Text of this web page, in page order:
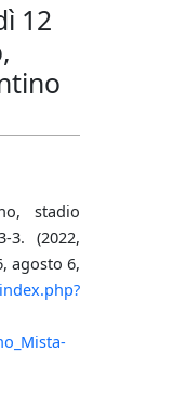
12
stadio
3. (2022,
agosto 6,